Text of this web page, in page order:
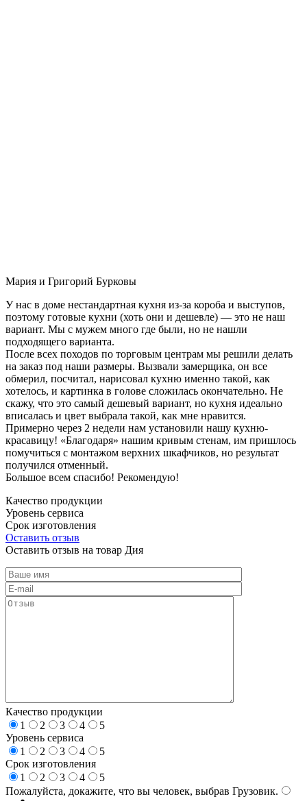
Мария и Григорий Бурковы
У нас в доме нестандартная кухня из-за короба и выступов,
поэтому готовые кухни (хоть они и дешевле) — это не наш
вариант. Мы с мужем много где были, но не нашли
подходящего варианта.
После всех походов по торговым центрам мы решили делать
на заказ под наши размеры. Вызвали замерщика, он все
обмерил, посчитал, нарисовал кухню именно такой, как
хотелось, и картинка в голове сложилась окончательно. Не
скажу, что это самый дешевый вариант, но кухня идеально
вписалась и цвет выбрала такой, как мне нравится.
Примерно через 2 недели нам установили нашу кухню-
красавицу! «Благодаря» нашим кривым стенам, им пришлось
помучиться с монтажом верхних шкафчиков, но результат
получился отменный.
Большое всем спасибо! Рекомендую!
Качество продукции
Уровень сервиса
Срок изготовления
Оставить отзыв
Оставить отзыв на товар Дия
Качество продукции
1
2 3 4
5
Уровень сервиса
1
2 3 4
5
Срок изготовления
1
2 3 4
5
Пожалуйста, докажите, что вы человек, выбрав Грузовик.